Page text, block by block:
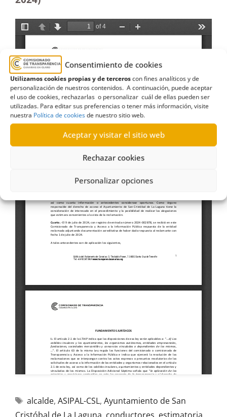
Consentimiento de cookies
Utilizamos cookies propias y de terceroscon fines analíticos y de
personalización de nuestros contenidos. A continuación, puede aceptar
el uso de cookies, rechazarlas o personalizar cuál de ellas pueden ser
utilizadas. Para editar sus preferencias o tener más información, visite
nuestra Política de cookiesde nuestro sitio web.
Aceptar y visitar el sitio web
Rechazar cookies
Personalizar opciones
alcalde, ASIPAL-CSL, Ayuntamiento de San